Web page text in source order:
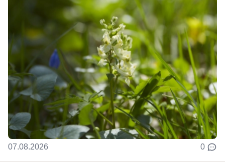
07.08.2026 0